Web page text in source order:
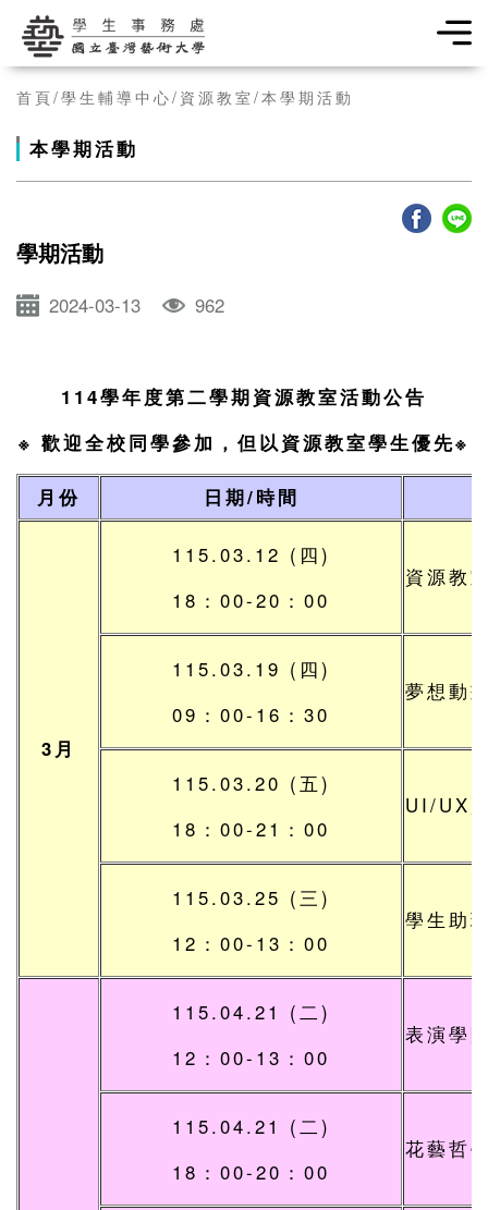
學生事務處
首頁 學生輔導中心 資源教室 本學期活動
本學期活動
學期活動
2024-03-13 962
114學年度第二學期資源教室活動公告
※ 歡迎全校同學參加，但以資源教室學生優先※
月份 日期/時間
3月
115.03.12 (四)
18：00-20：00
資源教
115.03.19 (四)
09：00-16：30
夢想動
115.03.20 (五)
18：00-21：00
UI/UX
115.03.25 (三)
12：00-13：00
學生助
115.04.21 (二)
12：00-13：00
表演學
115.04.21 (二)
18：00-20：00
花藝哲